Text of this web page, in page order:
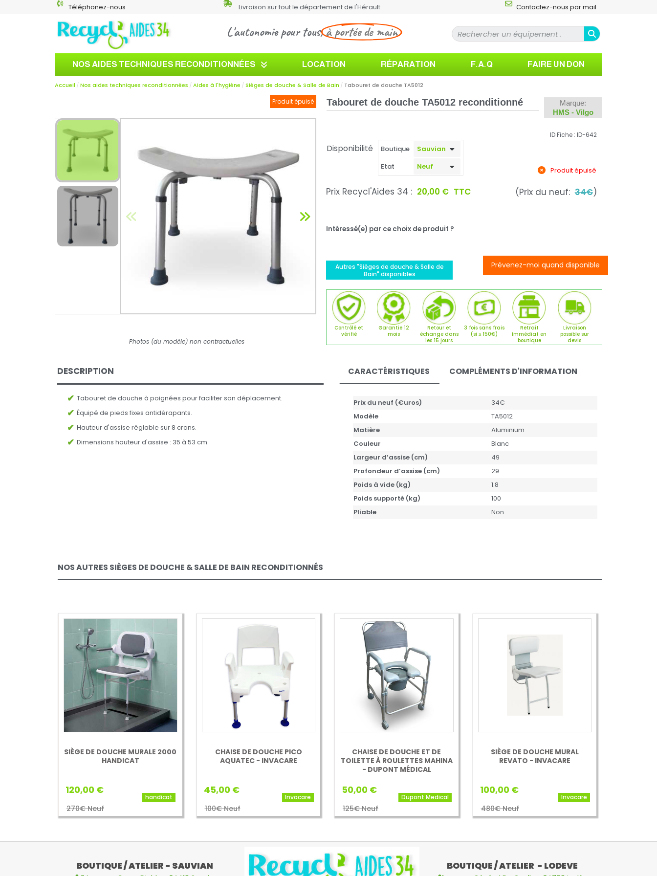
Téléphonez-nous Livraison sur tout le département de l'Hérault Contactez-nous par mail
L'autonomie pour tous,à portée de main
NOS AIDES TECHNIQUES RECONDITIONNÉES LOCATION RÉPARATION F.A.Q FAIRE UN DON
Accueil Nos aides techniques reconditionnées Aides à l'hygiène Sièges de douche & Salle de Bain Tabouret de douche TA5012
Produit épuisé
Photos (du modèle) non contractuelles
Tabouret de douche TA5012 reconditionné
Marque:
HMS - Vilgo
ID Fiche : ID-642
Disponibilité
Boutique
Etat
Produit épuisé
Prix Recycl'Aides 34 : 20,00 € TTC (Prix du neuf:34€)
Intéressé(e) par ce choix de produit ?
Autres "Sièges de douche & Salle de
Bain" disponibles
Prévenez-moi quand disponible
Contrôlé et
vérifié
Garantie 12
mois
Retour et
échange dans
les 15 jours
3 fois sans frais
(si ≥ 150€)
Retrait
Immédiat en
boutique
Livraison
possible sur
devis
DESCRIPTION
Tabouret de douche à poignées pour faciliter son déplacement.
Équipé de pieds fixes antidérapants.
Hauteur d'assise réglable sur 8 crans.
Dimensions hauteur d'assise : 35 à 53 cm.
CARACTÉRISTIQUES COMPLÉMENTS D'INFORMATION
Prix du neuf (€uros)
34€
Modèle
TA5012
Matière
Aluminium
Couleur
Blanc
Largeur d’assise (cm)
49
Profondeur d’assise (cm)
29
Poids à vide (kg)
1.8
Poids supporté (kg)
100
Pliable
Non
NOS AUTRES SIÈGES DE DOUCHE & SALLE DE BAIN RECONDITIONNÉS
SIÈGE DE DOUCHE MURALE 2000
HANDICAT
120,00 €
270€ Neuf
handicat
CHAISE DE DOUCHE PICO
AQUATEC - INVACARE
45,00 €
100€ Neuf
Invacare
CHAISE DE DOUCHE ET DE
TOILETTE À ROULETTES MAHINA
- DUPONT MÉDICAL
50,00 €
125€ Neuf
Dupont Medical
SIÈGE DE DOUCHE MURAL
REVATO - INVACARE
100,00 €
480€ Neuf
Invacare
BOUTIQUE / ATELIER - SAUVIAN
BOUTIQUE / ATELIER - LODEVE